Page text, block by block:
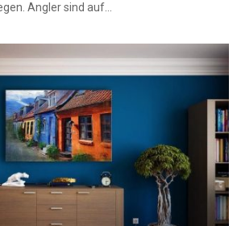
Angler sind auf...